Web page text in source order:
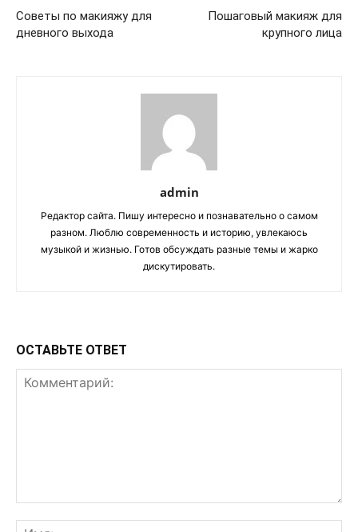
Советы по макияжу для
дневного выхода
Пошаговый макияж для
крупного лица
admin
Редактор сайта. Пишу интересно и познавательно о самом
разном. Люблю современность и историю, увлекаюсь
музыкой и жизнью. Готов обсуждать разные темы и жарко
дискутировать.
ОСТАВЬТЕ ОТВЕТ